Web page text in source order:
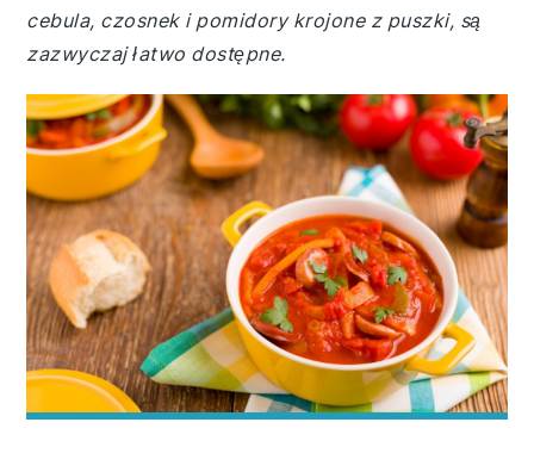
cebula, czosnek i pomidory krojone z puszki, są
zazwyczaj łatwo dostępne.